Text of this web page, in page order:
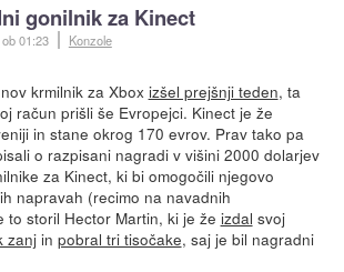
gonilnik za Kinect
ob 01:23 Konzole
krmilnik za Xbox izšel prejšnji teden, ta
račun prišli še Evropejci. Kinect je že
in stane okrog 170 evrov. Prav tako pa
o razpisani nagradi v višini 2000 dolarjev
za Kinect, ki bi omogočili njegovo
napravah (recimo na navadnih
to storil Hector Martin, ki je že izdal svoj
zanjin pobral tri tisočake, saj je bil nagradni